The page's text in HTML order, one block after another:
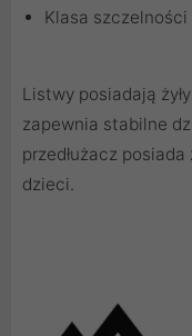
Klasa szczelności
Listwy posiadają
zapewnia stabilne
przedłużacz
dzieci.